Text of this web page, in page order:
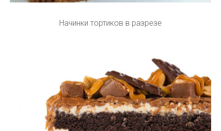
Начинки тортиков в разрезе